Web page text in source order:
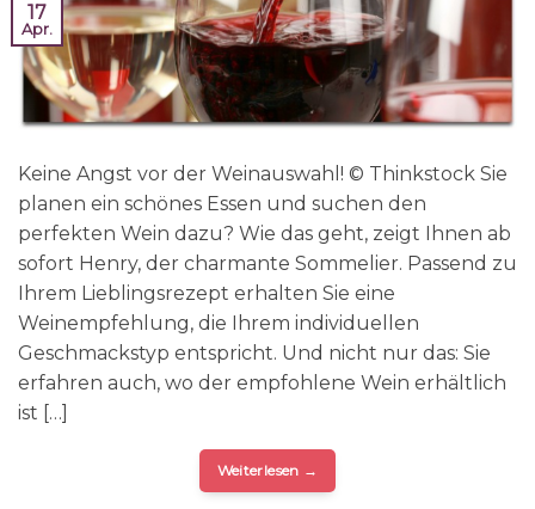
17
Apr.
Keine Angst vor der Weinauswahl! © Thinkstock Sie
planen ein schönes Essen und suchen den
perfekten Wein dazu? Wie das geht, zeigt Ihnen ab
sofort Henry, der charmante Sommelier. Passend zu
Ihrem Lieblingsrezept erhalten Sie eine
Weinempfehlung, die Ihrem individuellen
Geschmackstyp entspricht. Und nicht nur das: Sie
erfahren auch, wo der empfohlene Wein erhältlich
ist […]
Weiterlesen →